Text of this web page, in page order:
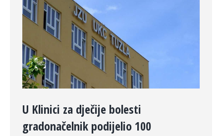
U Klinici za dječije bolesti
gradonačelnik podijelio 100